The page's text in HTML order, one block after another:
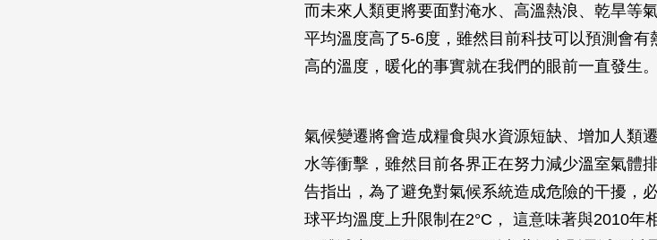
而未來人類更將要面對淹水、高溫熱浪、乾旱等
平均溫度高了5-6度，雖然目前科技可以預測會
高的溫度，暖化的事實就在我們的眼前一直發生。
氣候變遷將會造成糧食與水資源短缺、增加人類
水等衝擊，雖然目前各界正在努力減少溫室氣體
告指出，為了避免對氣候系統造成危險的干擾，
球平均溫度上升限制在2°C， 這意味著與2010年